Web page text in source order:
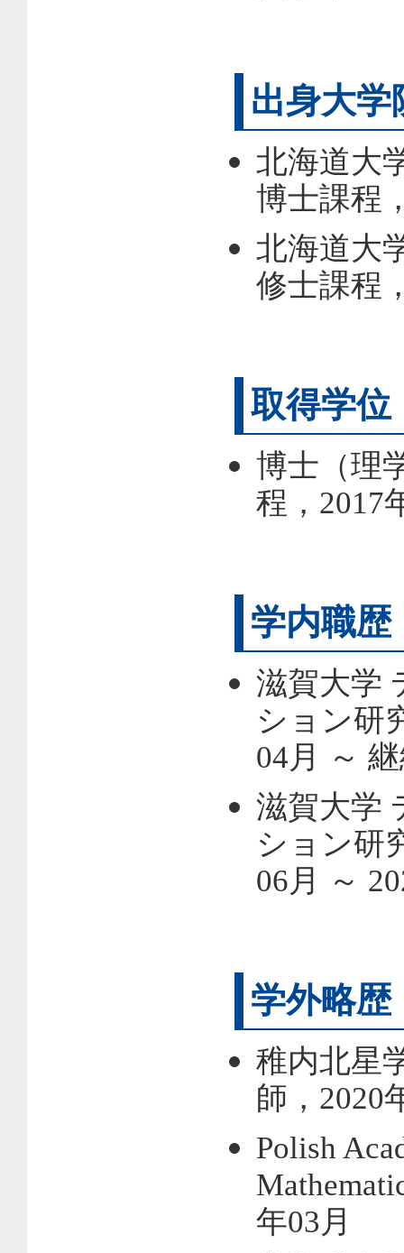
出身大学
北海道大
博士課程
北海道大
修士課程
取得学位
博士（理
程，2017
学内職歴
滋賀大学
ション研
04月 ～
滋賀大学
ション研
06月 ～
学外略歴
稚内北星
師，2020
Polish
年03月